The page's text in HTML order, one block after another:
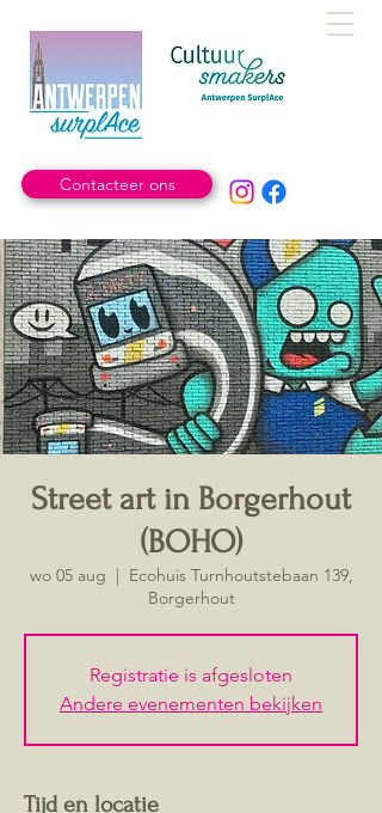
Contacteer ons
Street art in Borgerhout
(BOHO)
wo 05 aug
  |
Ecohuis Turnhoutstebaan 139,
Borgerhout
Registratie is afgesloten
Andere evenementen bekijken
Tijd en locatie